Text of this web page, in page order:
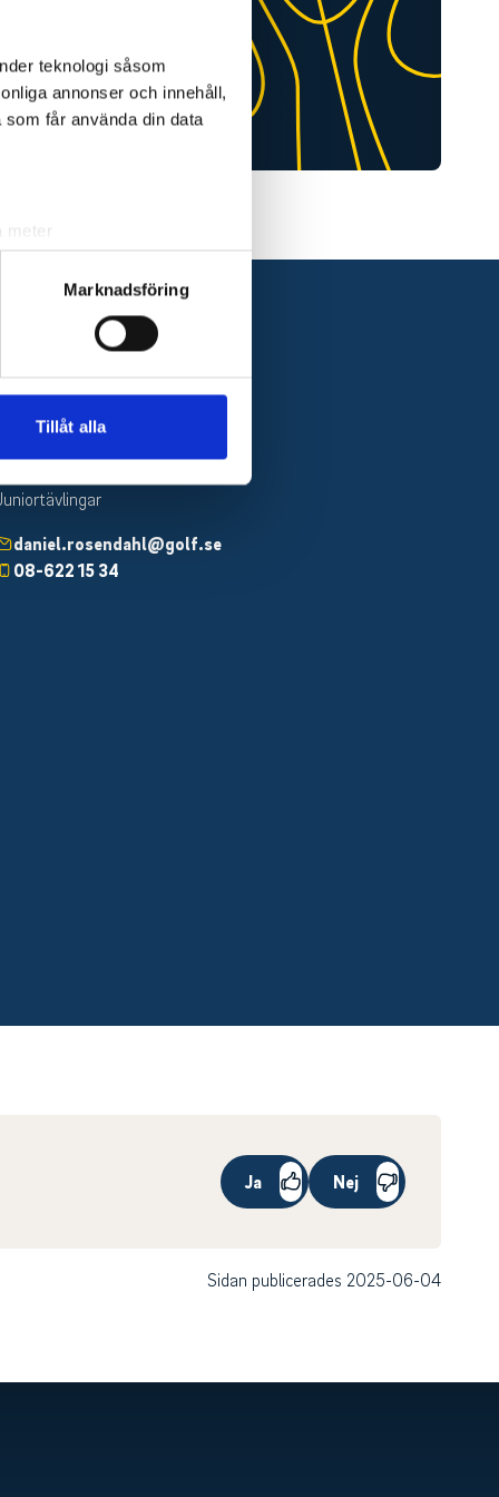
teknologi såsom
annonser och innehåll,
får använda din data
meter
. Du kan ändra
information från din enhet
kombinera informationen
Marknadsföring
Tillåt alla
Rosendahl
daniel.rosendahl@golf.se
08-622 15 34
Ja Nej
Sidan publicerades 2025-06-04